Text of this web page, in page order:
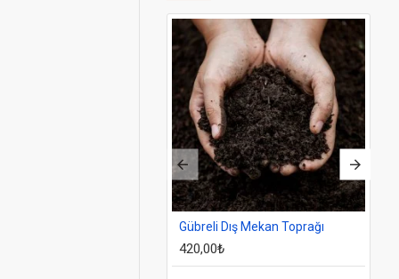
Gübreli Dış Mekan Toprağı
420,00₺